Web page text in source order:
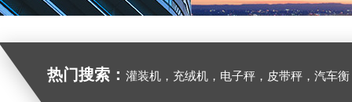
热门搜索： 灌装机，充绒机，电子秤，皮带秤，汽车